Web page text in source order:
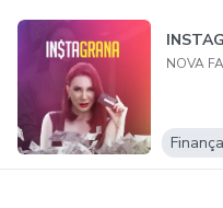
http://